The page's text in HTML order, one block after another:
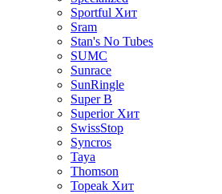
Sportful Хит
Sram
Stan's No Tubes
SUMC
Sunrace
SunRingle
Super B
Superior Хит
SwissStop
Syncros
Taya
Thomson
Topeak Хит